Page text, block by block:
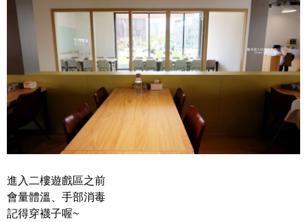
進入二樓遊戲區之前
會量體溫、手部消毒
記得穿襪子喔~